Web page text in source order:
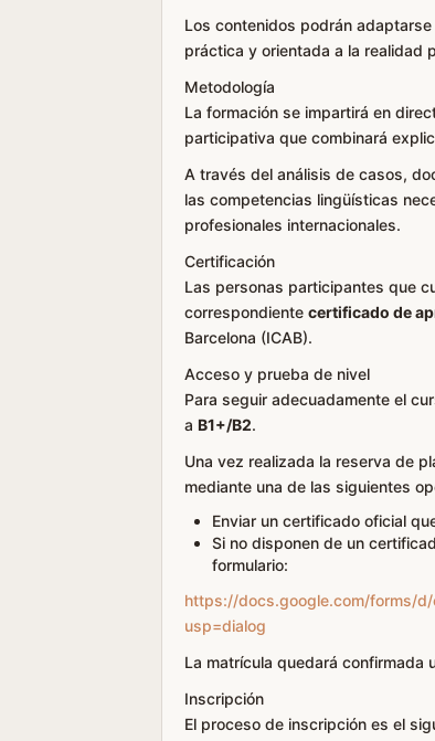
Los contenidos podrán
práctica y orientada a la realidad
Metodología
La formación se impartirá en
participativa que combinará
A través del análisis de casos,
las competencias lingüísticas
profesionales internacionales.
Certificación
Las personas participantes que
correspondiente certificado de
Barcelona (ICAB).
Acceso y prueba de nivel
Para seguir adecuadamente el
a B1+/B2.
Una vez realizada la reserva de
mediante una de las siguientes
Enviar un certificado oficial
Si no disponen de un
formulario:
https://docs.google.com/forms/d/
usp=dialog
La matrícula quedará confirmada
Inscripción
El proceso de inscripción es el